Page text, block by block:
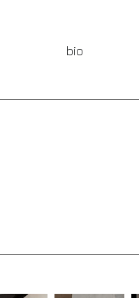
bio